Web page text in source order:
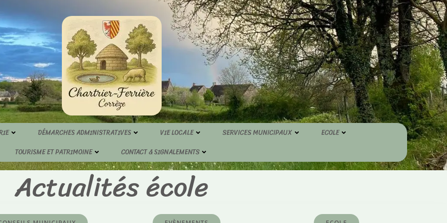
DÉMARCHES ADMINISTRATIVES VIE LOCALE SERVICES MUNICIPAUX
ECOLE
TOURISME ET PATRIMOINE
CONTACT & SIGNALEMENTS
Actualités école